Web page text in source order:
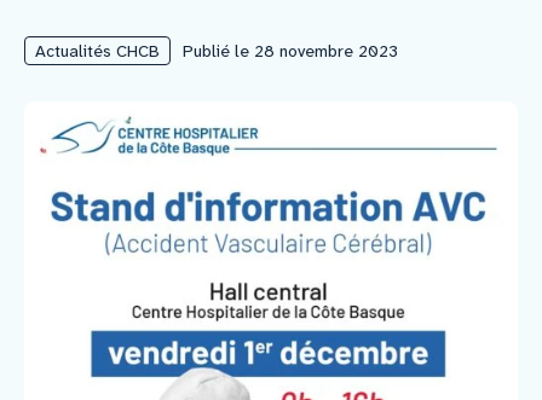
Venir au CHCB
Espace agent
Faire un don
Contact
Actualités CHCB Publié le 28 novembre 2023